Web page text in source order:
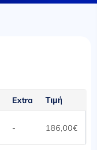
Extra Τιμή
- 186,00€